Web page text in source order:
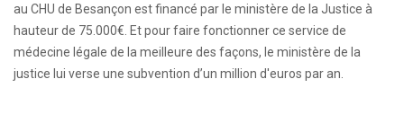
au CHU de Besançon est financé par le ministère de la Justice à
hauteur de 75.000€. Et pour faire fonctionner ce service de
médecine légale de la meilleure des façons, le ministère de la
justice lui verse une subvention d’un million d'euros par an.